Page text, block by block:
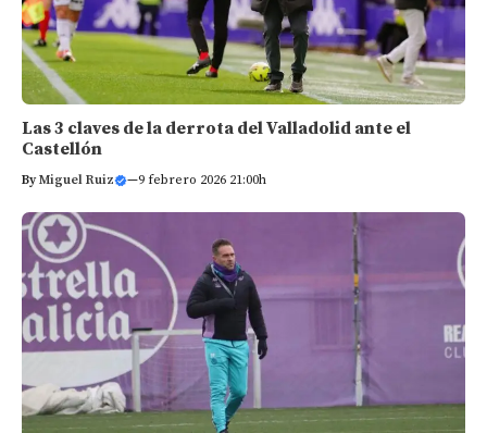
Las 3 claves de la derrota del Valladolid ante el
Castellón
ByMiguel Ruiz —9 febrero 2026 21:00h